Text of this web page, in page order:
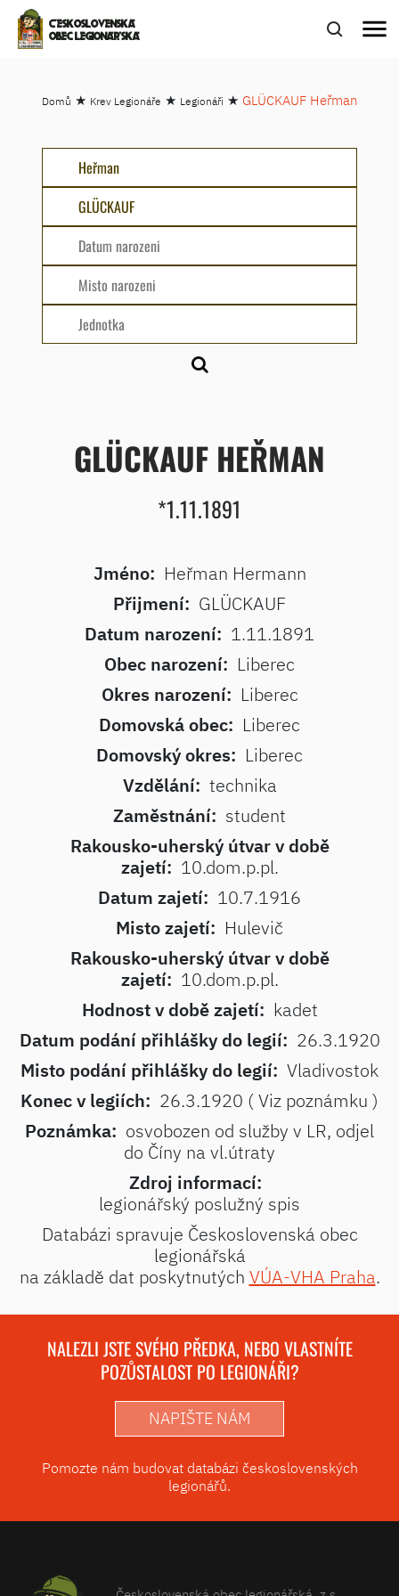
ČESKOSLOVENSKÁ
OBEC LEGIONÁŘSKÁ
menu
Domů ★ Krev Legionáře ★ Legionáři ★ GLÜCKAUF Heřman
GLÜCKAUF HEŘMAN
*1.11.1891
Jméno: Heřman Hermann
Přijmení: GLÜCKAUF
Datum narození: 1.11.1891
Obec narození: Liberec
Okres narození: Liberec
Domovská obec: Liberec
Domovský okres: Liberec
Vzdělání: technika
Zaměstnání: student
Rakousko-uherský útvar v době
zajetí: 10.dom.p.pl.
Datum zajetí: 10.7.1916
Misto zajetí: Hulevič
Rakousko-uherský útvar v době
zajetí: 10.dom.p.pl.
Hodnost v době zajetí: kadet
Datum podání přihlášky do legií: 26.3.1920
Misto podání přihlášky do legií: Vladivostok
Konec v legiích: 26.3.1920 ( Viz poznámku )
Poznámka: osvobozen od služby v LR, odjel
do Číny na vl.útraty
Zdroj informací:
legionářský poslužný spis
Databázi spravuje Československá obec
legionářská
na základě dat poskytnutých VÚA-VHA Praha.
NALEZLI JSTE SVÉHO PŘEDKA, NEBO VLASTNÍTE
POZŮSTALOST PO LEGIONÁŘI?
NAPIŠTE NÁM
Pomozte nám budovat databázi československých
legionářů.